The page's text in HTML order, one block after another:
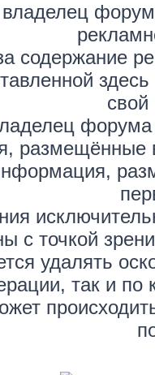
содержание
свой
форума
размещённые
с точкой
удалять
так и по